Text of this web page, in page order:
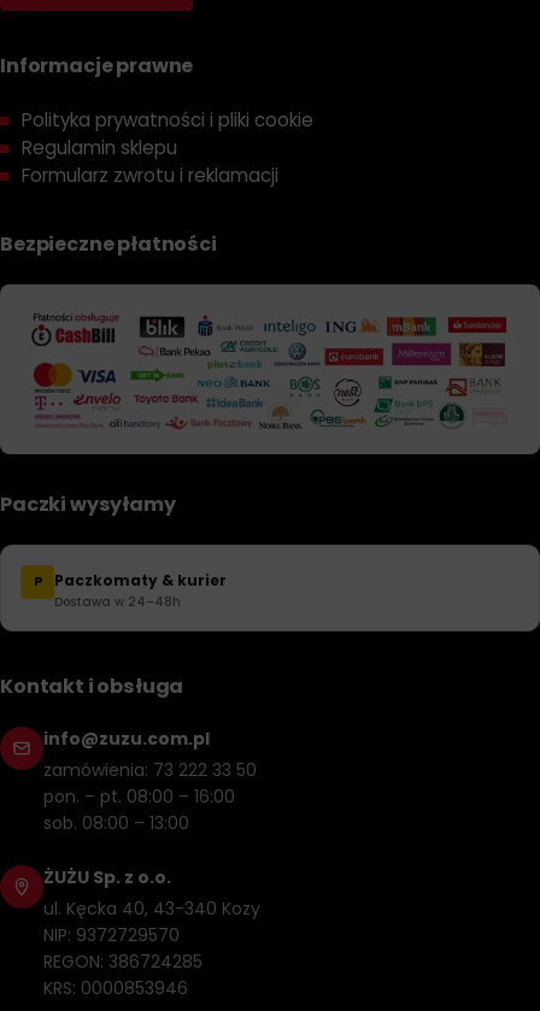
Informacje prawne
Polityka prywatności i pliki cookie
Regulamin sklepu
Formularz zwrotu i reklamacji
Bezpieczne płatności
Paczki wysyłamy
P Paczkomaty & kurier
Dostawa w 24–48h
Kontakt i obsługa
info@zuzu.com.pl
zamówienia: 73 222 33 50
pon. – pt. 08:00 – 16:00
sob. 08:00 – 13:00
ŻUŻU Sp. z o.o.
ul. Kęcka 40, 43-340 Kozy
NIP: 9372729570
REGON: 386724285
KRS: 0000853946